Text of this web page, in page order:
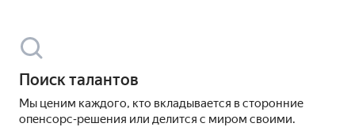
Поиск талантов
Мы ценим каждого, кто вкладывается в сторонние
опенсорс‑решения или делится с миром своими.